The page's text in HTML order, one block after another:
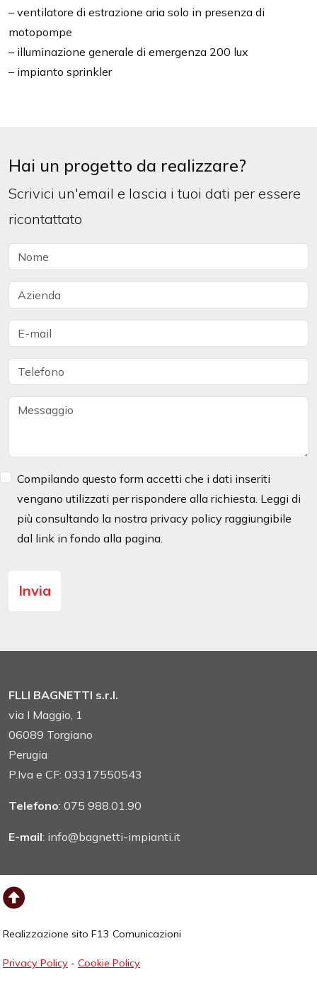
– ventilatore di estrazione aria solo in presenza di
motopompe
– illuminazione generale di emergenza 200 lux
– impianto sprinkler
Hai un progetto da realizzare?
Scrivici un'email e lascia i tuoi dati per essere
ricontattato
Compilando questo form accetti che i dati inseriti
vengano utilizzati per rispondere alla richiesta. Leggi di
più consultando la nostra privacy policy raggiungibile
dal link in fondo alla pagina.
FLLI BAGNETTI s.r.l.
via I Maggio, 1
06089 Torgiano
Perugia
P.Iva e CF: 03317550543
Telefono: 075 988.01.90
E-mail: info@bagnetti-impianti.it
Realizzazione sito F13 Comunicazioni
Privacy Policy - Cookie Policy